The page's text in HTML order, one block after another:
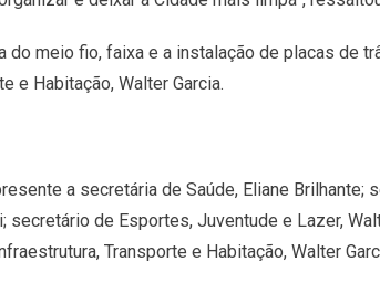
do meio fio, faixa e a instalação de placas
e Habitação, Walter Garcia.
a secretária de Saúde, Eliane
secretário de Esportes, Juventude e Lazer,
Transporte e Habitação, Walter